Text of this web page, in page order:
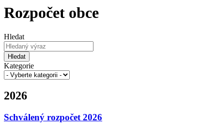
Rozpočet obce
Hledat
Hledat
Kategorie
2026
Schválený rozpočet 2026